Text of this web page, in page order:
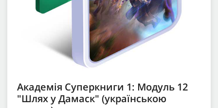
Академія Суперкниги 1: Модуль 12
"Шлях у Дамаск" (українською